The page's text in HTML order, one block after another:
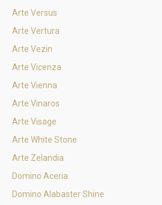
Arte Versus
Arte Vertura
Arte Vezin
Arte Vicenza
Arte Vienna
Arte Vinaros
Arte Visage
Arte White Stone
Arte Zelandia
Domino Aceria
Domino Alabaster Shine